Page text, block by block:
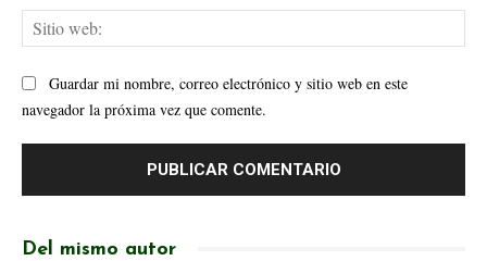
Guardar mi nombre, correo electrónico y sitio web en este
navegador la próxima vez que comente.
Del mismo autor